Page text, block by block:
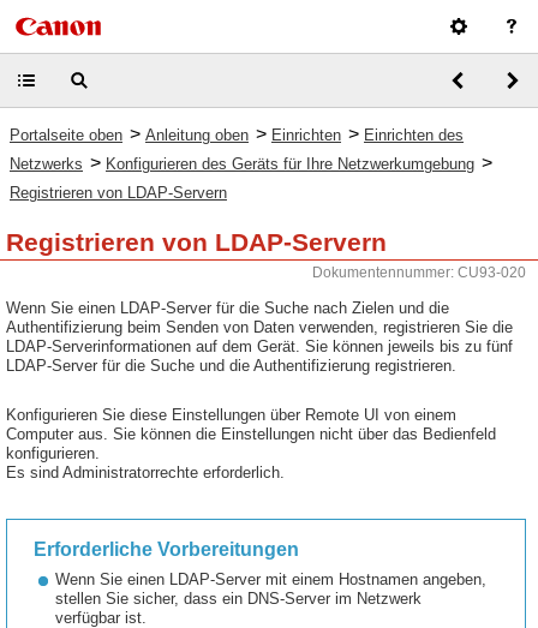
Portalseite oben > Anleitung oben > Einrichten > Einrichten des
Netzwerks > Konfigurieren des Geräts für Ihre Netzwerkumgebung >
Registrieren von LDAP-Servern
Registrieren von LDAP-Servern
Dokumentennummer: CU93-020
Wenn Sie einen LDAP-Server für die Suche nach Zielen und die
Authentifizierung beim Senden von Daten verwenden, registrieren Sie die
LDAP-Serverinformationen auf dem Gerät. Sie können jeweils bis zu fünf
LDAP-Server für die Suche und die Authentifizierung registrieren.
Konfigurieren Sie diese Einstellungen über Remote UI von einem
Computer aus. Sie können die Einstellungen nicht über das Bedienfeld
konfigurieren.
Es sind Administratorrechte erforderlich.
Erforderliche Vorbereitungen
Wenn Sie einen LDAP-Server mit einem Hostnamen angeben,
stellen Sie sicher, dass ein DNS-Server im Netzwerk
verfügbar ist.